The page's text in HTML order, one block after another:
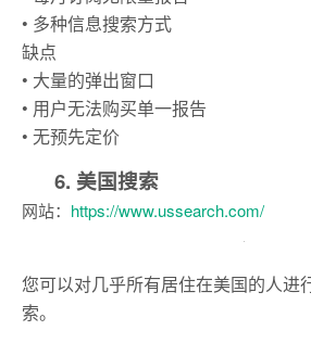
• 多种信息搜索方式
缺点
• 大量的弹出窗口
• 用户无法购买单一报告
• 无预先定价
6. 美国搜索
网站： https://www.ussearch.com/
您可以对几乎所有居住在美国的人进
索。